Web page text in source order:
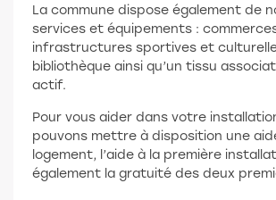
La commune dispose également de
services et équipements :
infrastructures sportives et
bibliothèque ainsi qu’un tissu
actif.
Pour vous aider dans votre
pouvons mettre à disposition une
logement, l’aide à la première
également la gratuité des deux